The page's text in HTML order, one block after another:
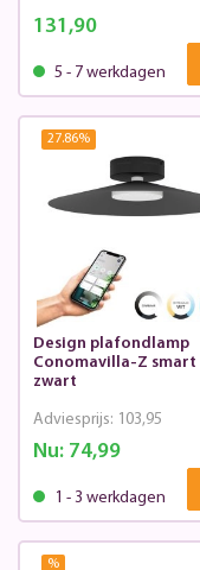
131,90
5 - 7 werkdagen
27.86%
Design plafondlamp
Conomavilla-Z smart
zwart
Nu:74,99
Adviesprijs: 103,95
1 - 3 werkdagen
%